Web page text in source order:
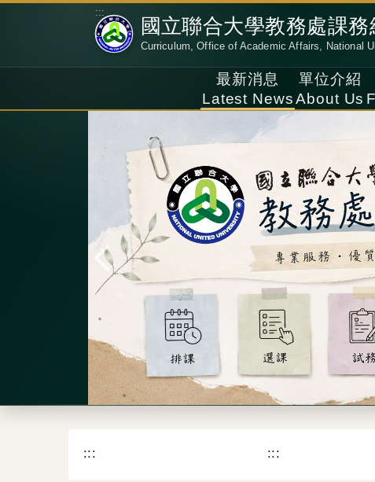
:::
國立聯合大學教務處課務
Curriculum, Office of Academic Affairs, National
最新消息
Latest News
單位介紹
About Us
::: :::